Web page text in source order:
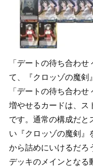
「デートの待ち合わ
て、『クロッゾの魔剣
「デートの待ち合わ
増やせるカードは、ス
です。通常の構成だと
い『クロッゾの魔剣』
から詰めにいけるだろ
デッキのメインとなる